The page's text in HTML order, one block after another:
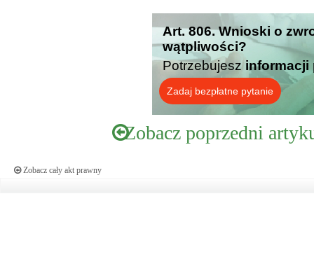
Art. 806. Wnioski o
wątpliwości?
Potrzebujesz informacji
Zadaj bezpłatne pytanie
Zobacz poprzedni
Zobacz cały akt prawny